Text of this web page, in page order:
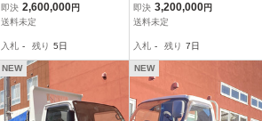
ルキャブ ワイド ロング
全低床 7人乗り 積載2000
即決 2,600,000円
送料未定
入札 - 残り 5日
業車 タダノ製AT-100TTE
絶縁仕様FRPバケット ブ
即決 3,200,000円
送料未定
入札 - 残り 7日
NEW NEW